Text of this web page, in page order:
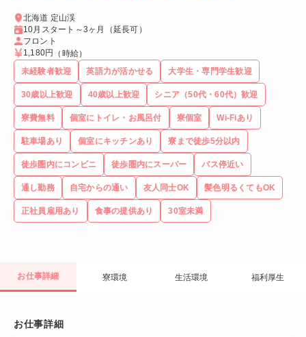
北海道 定山渓
10月スタート～3ヶ月（延長可）
フロント
1,180円
（時給）
未経験者歓迎
英語力が活かせる 大学生・専門学生歓迎
30歳以上歓迎 40歳以上歓迎 シニア（50代・60代）歓迎
寮費無料 個室にトイレ・お風呂付 寮個室 Wi-Fiあり
駐車場あり 個室にキッチンあり 寮まで徒歩5分以内
徒歩圏内にコンビニ 徒歩圏内にスーパー バス停近い
通し勤務 自宅からの通い 友人同士OK 髪色明るくてもOK
正社員雇用あり 食事の提供あり 30室未満
お仕事詳細 寮環境 生活環境 福利厚生
お仕事詳細